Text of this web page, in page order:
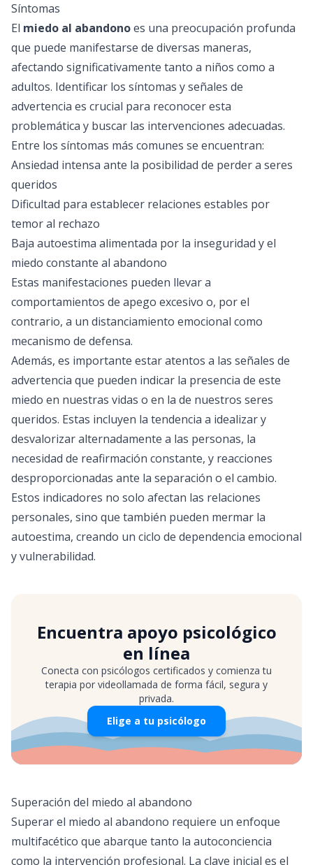
Síntomas
El miedo al abandonoes una preocupación profunda
que puede manifestarse de diversas maneras,
afectando significativamente tanto a niños como a
adultos. Identificar los síntomas y señales de
advertencia es crucial para reconocer esta
problemática y buscar las intervenciones adecuadas.
Entre los síntomas más comunes se encuentran:
Ansiedad intensa ante la posibilidad de perder a seres
queridos
Dificultad para establecer relaciones estables por
temor al rechazo
Baja autoestima alimentada por la inseguridad y el
miedo constante al abandono
Estas manifestaciones pueden llevar a
comportamientos de apego excesivo o, por el
contrario, a un distanciamiento emocional como
mecanismo de defensa.
Además, es importante estar atentos a las señales de
advertencia que pueden indicar la presencia de este
miedo en nuestras vidas o en la de nuestros seres
queridos. Estas incluyen la tendencia a idealizar y
desvalorizar alternadamente a las personas, la
necesidad de reafirmación constante, y reacciones
desproporcionadas ante la separación o el cambio.
Estos indicadores no solo afectan las relaciones
personales, sino que también pueden mermar la
autoestima, creando un ciclo de dependencia emocional
y vulnerabilidad.
Encuentra apoyo psicológico
en línea
Conecta con psicólogos certificados y comienza tu
terapia por videollamada de forma fácil, segura y
privada.
Elige a tu psicólogo
Superación del miedo al abandono
Superar el miedo al abandono requiere un enfoque
multifacético que abarque tanto la autoconciencia
como la intervención profesional. La clave inicial es el